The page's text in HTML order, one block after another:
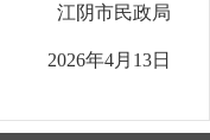
江阴市民政局
2026年4月 13日